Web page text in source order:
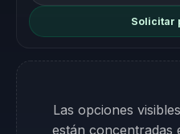
Solicitar
Las opciones
están concentradas